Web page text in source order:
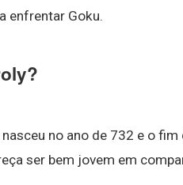
enfrentar Goku.
no ano de 732 e o
ser bem jovem em